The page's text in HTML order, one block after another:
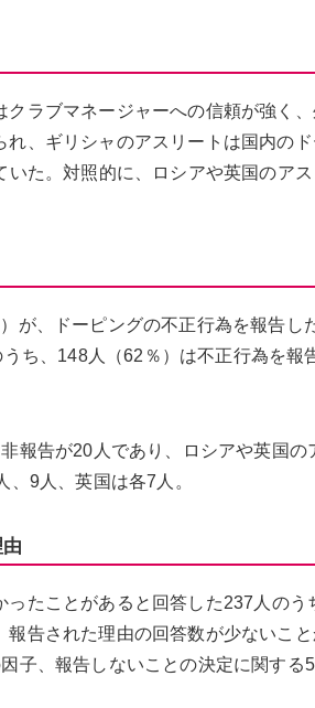
ラブマネージャーへの信頼が強く
、ギリシャのアスリートは国内の
た。対照的に、ロシアや英国のア
が、ドーピングの不正行為を報告し
ち、148人（62％）は不正行為を報
報告が20人であり、ロシアや英国の
9人、英国は各7人。
たことがあると回答した237人の
告された理由の回答数が少ないこ
子、報告しないことの決定に関する